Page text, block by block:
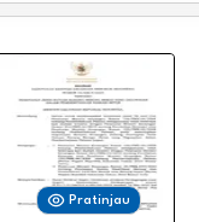
Pratinjau